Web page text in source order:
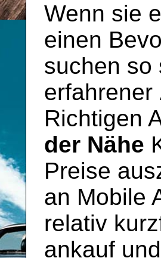
Wenn sie
einen
suchen so
erfahrener
Richtigen
der Nähe
Preise
an Mobile
relativ
ankauf